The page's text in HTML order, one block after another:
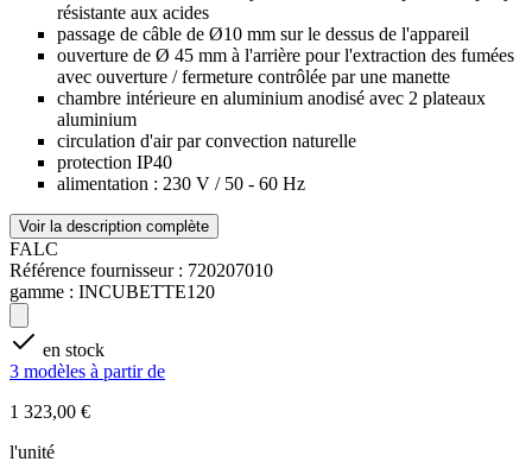
résistante aux acides
passage de câble de Ø10 mm sur le dessus de l'appareil
ouverture de Ø 45 mm à l'arrière pour l'extraction des fumées
avec ouverture / fermeture contrôlée par une manette
chambre intérieure en aluminium anodisé avec 2 plateaux
aluminium
circulation d'air par convection naturelle
protection IP40
alimentation : 230 V / 50 - 60 Hz
Voir la description complète
FALC
Référence fournisseur : 720207010
gamme : INCUBETTE120
en stock
3 modèles à partir de
1 323,00 €
l'unité